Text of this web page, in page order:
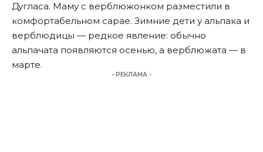
Дугласа. Маму с верблюжонком разместили в
комфортабельном сарае. Зимние дети у альпака и
верблюдицы — редкое явление: обычно
альпачата появляются осенью, а верблюжата — в
марте.
- РЕКЛАМА -